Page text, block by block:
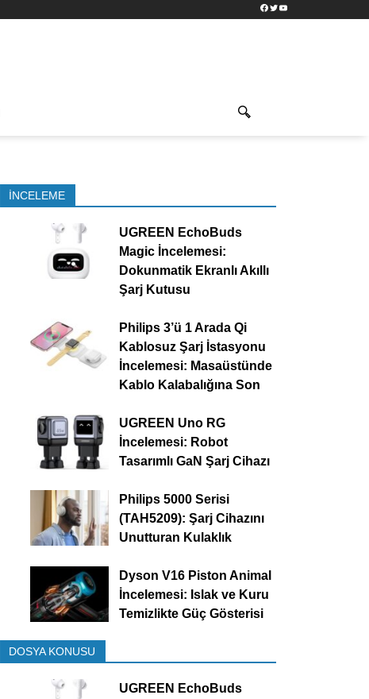
Facebook
TwitterYouTube
İNCELEME
UGREEN EchoBuds
Magic İncelemesi:
Dokunmatik Ekranlı Akıllı
Şarj Kutusu
Philips 3’ü 1 Arada Qi
Kablosuz Şarj İstasyonu
İncelemesi: Masaüstünde
Kablo Kalabalığına Son
UGREEN Uno RG
İncelemesi: Robot
Tasarımlı GaN Şarj Cihazı
Philips 5000 Serisi
(TAH5209): Şarj Cihazını
Unutturan Kulaklık
Dyson V16 Piston Animal
İncelemesi: Islak ve Kuru
Temizlikte Güç Gösterisi
DOSYA KONUSU
UGREEN EchoBuds